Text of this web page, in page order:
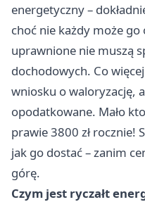
energetyczny –
choć nie każdy może
uprawnione nie muszą
dochodowych. Co
wniosku o waloryzację,
opodatkowane. Mało
prawie 3800 zł rocznie!
jak go dostać – zanim
górę.
Czym jest ryczałt